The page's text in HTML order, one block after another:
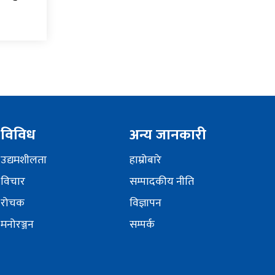
विविध
उद्यमशीलता
विचार
रोचक
मनोरञ्जन
अन्य जानकारी
हाम्रोबारे
सम्पादकीय नीति
विज्ञापन
सम्पर्क